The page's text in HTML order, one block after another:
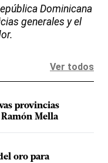
Dominicana
generales y el
Ver todos
provincias
Mella
oro para